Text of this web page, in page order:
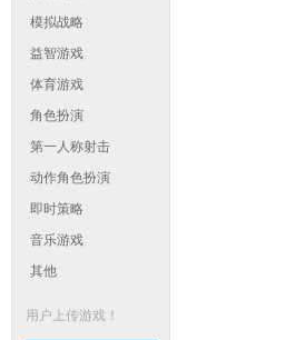
模拟战略
益智游戏
体育游戏
角色扮演
第一人称射击
动作角色扮演
即时策略
音乐游戏
其他
用户上传游戏！